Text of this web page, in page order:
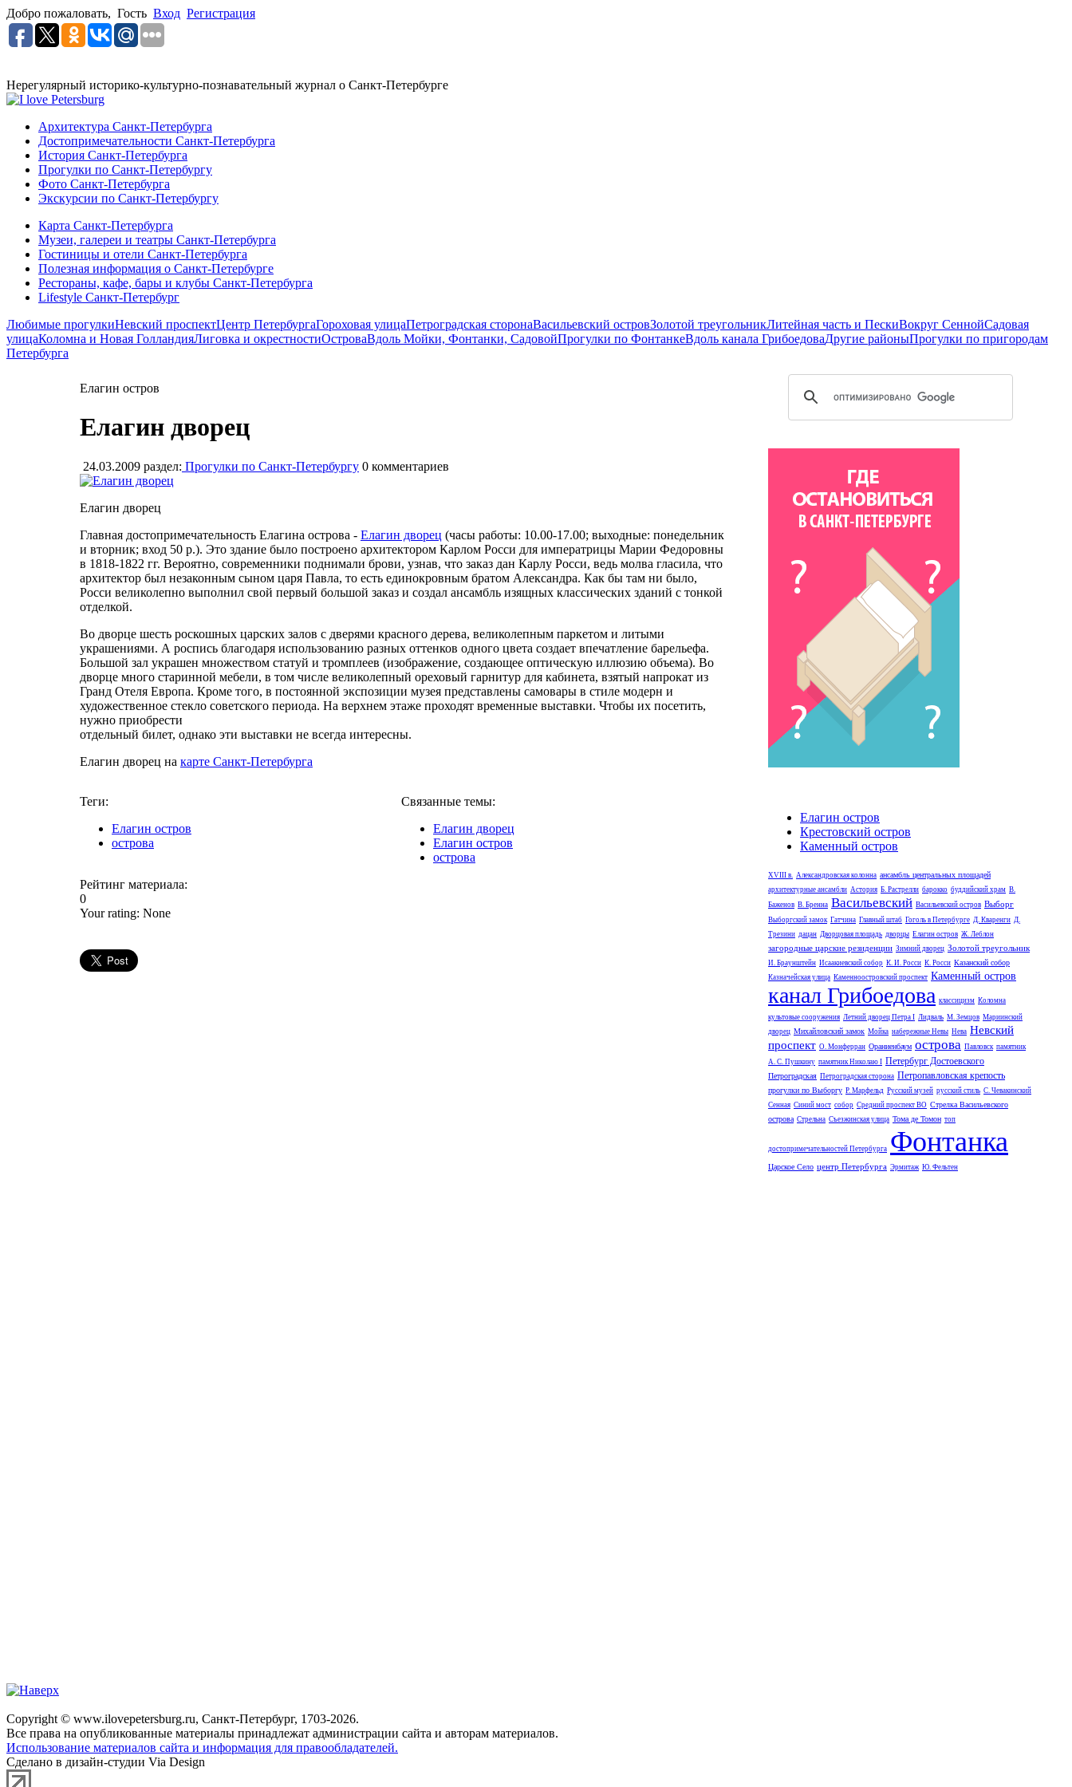
Добро пожаловать, Гость Вход Регистрация
Нерегулярный историко-культурно-познавательный журнал о Санкт-Петербурге
Архитектура Санкт-Петербурга
Достопримечательности Санкт-Петербурга
История Санкт-Петербурга
Прогулки по Санкт-Петербургу
Фото Санкт-Петербурга
Экскурсии по Санкт-Петербургу
Карта Санкт-Петербурга
Музеи, галереи и театры Санкт-Петербурга
Гостиницы и отели Санкт-Петербурга
Полезная информация о Санкт-Петербурге
Рестораны, кафе, бары и клубы Санкт-Петербурга
Lifestyle Санкт-Петербург
Любимые прогулкиНевский проспектЦентр ПетербургаГороховая улицаПетроградская сторонаВасильевский островЗолотой треугольникЛитейная часть и ПескиВокруг СеннойСадовая
улицаКоломна и Новая ГолландияЛиговка и окрестностиОстроваВдоль Мойки, Фонтанки, СадовойПрогулки по ФонтанкеВдоль канала ГрибоедоваДругие районыПрогулки по пригородам
Петербурга
Елагин остров
Елагин дворец
24.03.2009 раздел: Прогулки по Санкт-Петербургу 0 комментариев
Елагин дворец
Главная достопримечательность Елагина острова - Елагин дворец (часы работы: 10.00-17.00; выходные: понедельник
и вторник; вход 50 р.). Это здание было построено архитектором Карлом Росси для императрицы Марии Федоровны
в 1818-1822 гг. Вероятно, современники поднимали брови, узнав, что заказ дан Карлу Росси, ведь молва гласила, что
архитектор был незаконным сыном царя Павла, то есть единокровным братом Александра. Как бы там ни было,
Росси великолепно выполнил свой первый большой заказ и создал ансамбль изящных классических зданий с тонкой
отделкой.
Во дворце шесть роскошных царских залов с дверями красного дерева, великолепным паркетом и литыми
украшениями. А роспись благодаря использованию разных оттенков одного цвета создает впечатление барельефа.
Большой зал украшен множеством статуй и тромплеев (изображение, создающее оптическую иллюзию объема). Во
дворце много старинной мебели, в том числе великолепный ореховый гарнитур для кабинета, взятый напрокат из
Гранд Отеля Европа. Кроме того, в постоянной экспозиции музея представлены самовары в стиле модерн и
художественное стекло советского периода. На верхнем этаже проходят временные выставки. Чтобы их посетить,
нужно приобрести
отдельный билет, однако эти выставки не всегда интересны.
Елагин дворец на карте Санкт-Петербурга
Теги:
Елагин остров
острова
Связанные темы:
Елагин дворец
Елагин остров
острова
Рейтинг материала:
0
Your rating: None
Елагин остров
Крестовский остров
Каменный остров
XVIII в. Александровская колонна ансамбль центральных площадей
архитектурные ансамбли Астория Б. Растрелли барокко буддийский храм В.
Баженов В. Бренна Васильевский Васильевский остров Выборг
Выборгский замок Гатчина Главный штаб Гоголь в Петербурге Д. Кваренги Д.
Трезини дацан Дворцовая площадь дворцы Елагин остров Ж. Леблон
загородные царские резиденции Зимний дворец Золотой треугольник
И. Браунштейн Исаакиевский собор К. И. Росси К. Росси Казанский собор
Казначейская улица Каменноостровский проспект Каменный остров
канал Грибоедова классицизм Коломна
культовые сооружения Летний дворец Петра I Лидваль М. Земцов Мариинский
дворец Михайловский замок Мойка набережные Невы Нева Невский
проспект О. Монферран Ораниенбаум острова Павловск памятник
А. С. Пушкину памятник Николаю I Петербург Достоевского
Петроградская Петроградская сторона Петропавловская крепость
прогулки по Выборгу Р. Марфельд Русский музей русский стиль С. Чевакинский
Сенная Синий мост собор Средний проспект ВО Стрелка Васильевского
острова Стрельна Съезжинская улица Тома де Томон топ
достопримечательностей Петербурга Фонтанка
Царское Село центр Петербурга Эрмитаж Ю. Фельтен
Copyright © www.ilovepetersburg.ru, Санкт-Петербург, 1703-2026.
Все права на опубликованные материалы принадлежат администрации сайта и авторам материалов.
Использование материалов сайта и информация для правообладателей.
Сделано в дизайн-студии Via Design